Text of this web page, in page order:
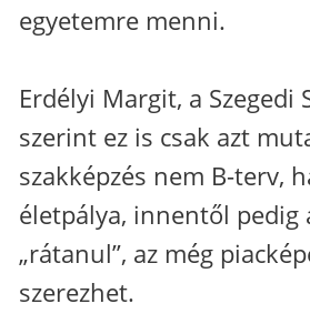
egyetemre menni.
Erdélyi Margit, a Szegedi
szerint ez is csak azt
szakképzés nem B-terv,
életpálya, innentől pedig
„rátanul”, az még
szerezhet.